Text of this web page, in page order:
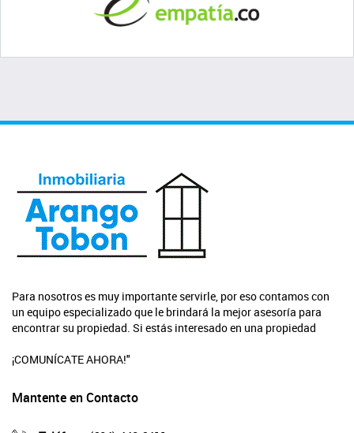
Para nosotros es muy importante servirle, por eso contamos con
un equipo especializado que le brindará la mejor asesoría para
encontrar su propiedad. Si estás interesado en una propiedad
¡COMUNÍCATE AHORA!"
Mantente en Contacto